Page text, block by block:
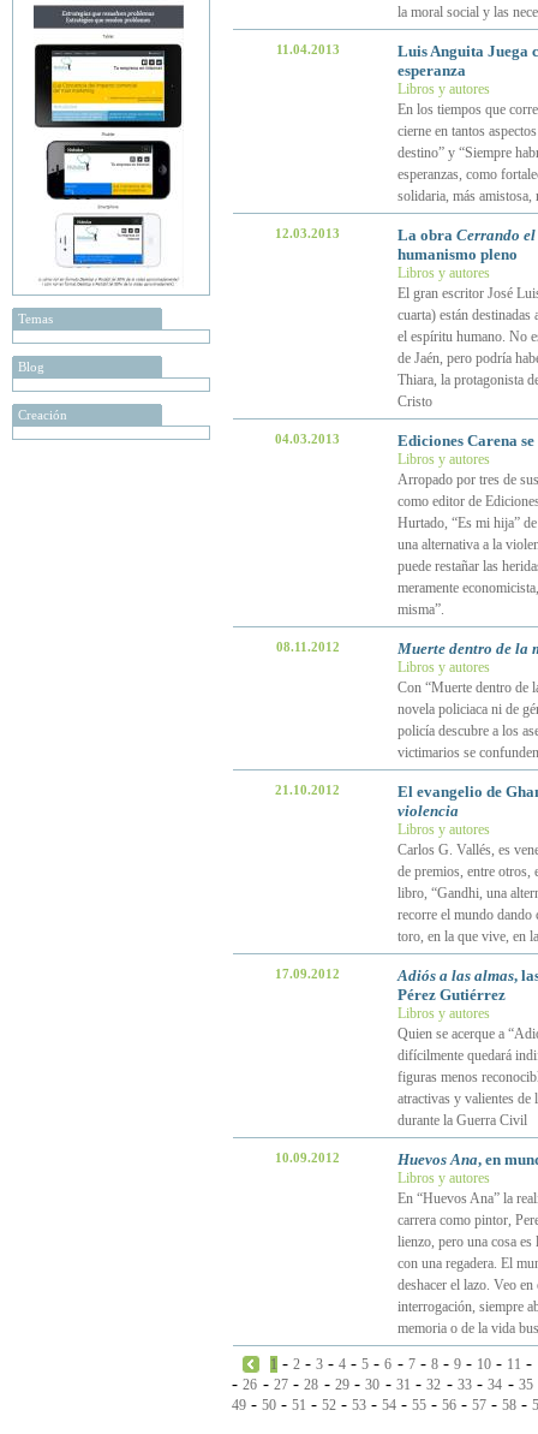
Temas
Blog
Creación
la moral social y las
11.04.2013
Luis Anguita Juega
esperanza
Libros y autores
En los tiempos que
cierne en tantos
destino” y “Siempre
esperanzas, como
solidaria, más amistosa,
12.03.2013 La obra Cerrando
humanismo pleno
Libros y autores
El gran escritor José
cuarta) están
el espíritu humano. No
de Jaén, pero podría
Thiara, la protagonista
Cristo
04.03.2013 Ediciones Carena se
Libros y autores
Arropado por tres de
como editor de
Hurtado, “Es mi hija”
una alternativa a la
puede restañar las
meramente
misma”.
08.11.2012 Muerte dentro de la
Libros y autores
Con “Muerte dentro de
novela policiaca ni de
policía descubre a los
victimarios se
21.10.2012
El evangelio de
violencia
Libros y autores
Carlos G. Vallés, es
de premios, entre otros,
libro, “Gandhi, una
recorre el mundo dando
toro, en la que vive, en
17.09.2012 Adiós a las almas,
Pérez Gutiérrez
Libros y autores
Quien se acerque a
difícilmente quedará
figuras menos
atractivas y valientes de
durante la Guerra Civil
10.09.2012 Huevos Ana, en
Libros y autores
En “Huevos Ana” la
carrera como pintor,
lienzo, pero una cosa
con una regadera. El
deshacer el lazo. Veo
interrogación, siempre
memoria o de la vida
1 -2 -3 -4 -5 -6 - 7- 8- 9- 10- 11 -
-26 - 27-28 - 29-30 - 31 -32 - 33-34 - 35
49 - 50 - 51 - 52 - 53 - 54 - 55 - 56 - 57 - 58 -